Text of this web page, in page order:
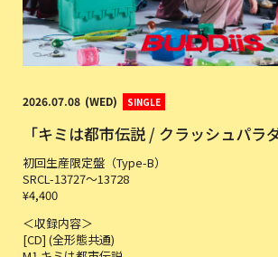
2026 07 08 WED SINGLE
「キミは都市伝説 / クラッシュパラ
初回生産限定盤（Type-B）
SRCL-13727〜13728
¥4,400
＜収録内容＞
[CD] (全形態共通)